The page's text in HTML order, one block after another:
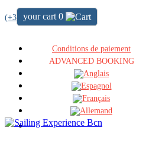
Conditions de paiement
ADVANCED BOOKING
your cart 0
(+34) 722 64 51 72